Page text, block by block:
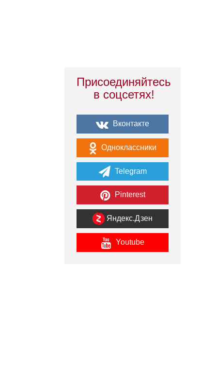
Присоединяйтесь
в соцсетях!
Вконтакте
Одноклассники
Telegram
Pinterest
Яндекс.Дзен
Youtube